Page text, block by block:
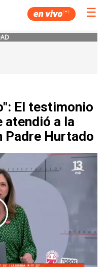
☰
El testimonio
atendió a la
Padre Hurtado